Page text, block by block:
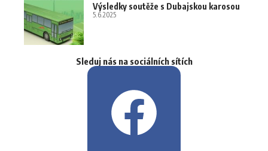
Výsledky soutěže s Dubajskou karosou
5.6.2025
Sleduj nás na sociálních sítích